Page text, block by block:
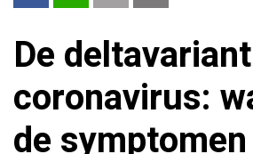
De
coronavirus:
de